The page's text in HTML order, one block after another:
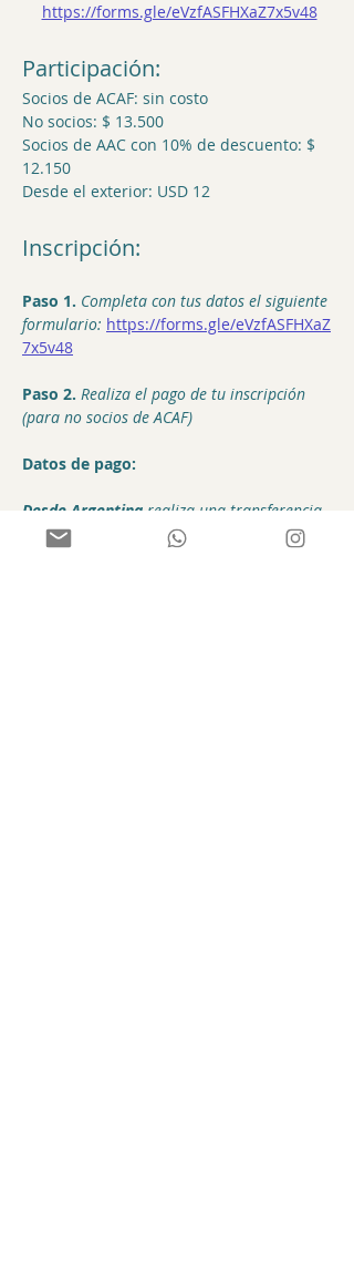
https://forms.gle/eVzfASFHXaZ7x5v48
Participación:
Socios de ACAF: sin costo
No socios: $ 13.500
Socios de AAC con 10% de descuento: $
12.150
Desde el exterior: USD 12
Inscripción:
Paso 1. Completa con tus datos el siguiente
formulario: https://forms.gle/eVzfASFHXaZ
7x5v48
Paso 2. Realiza el pago de tu inscripción
(para no socios de ACAF)
Datos de pago:
Desde Argentina realiza una transferencia
a la siguiente cuenta bancaria